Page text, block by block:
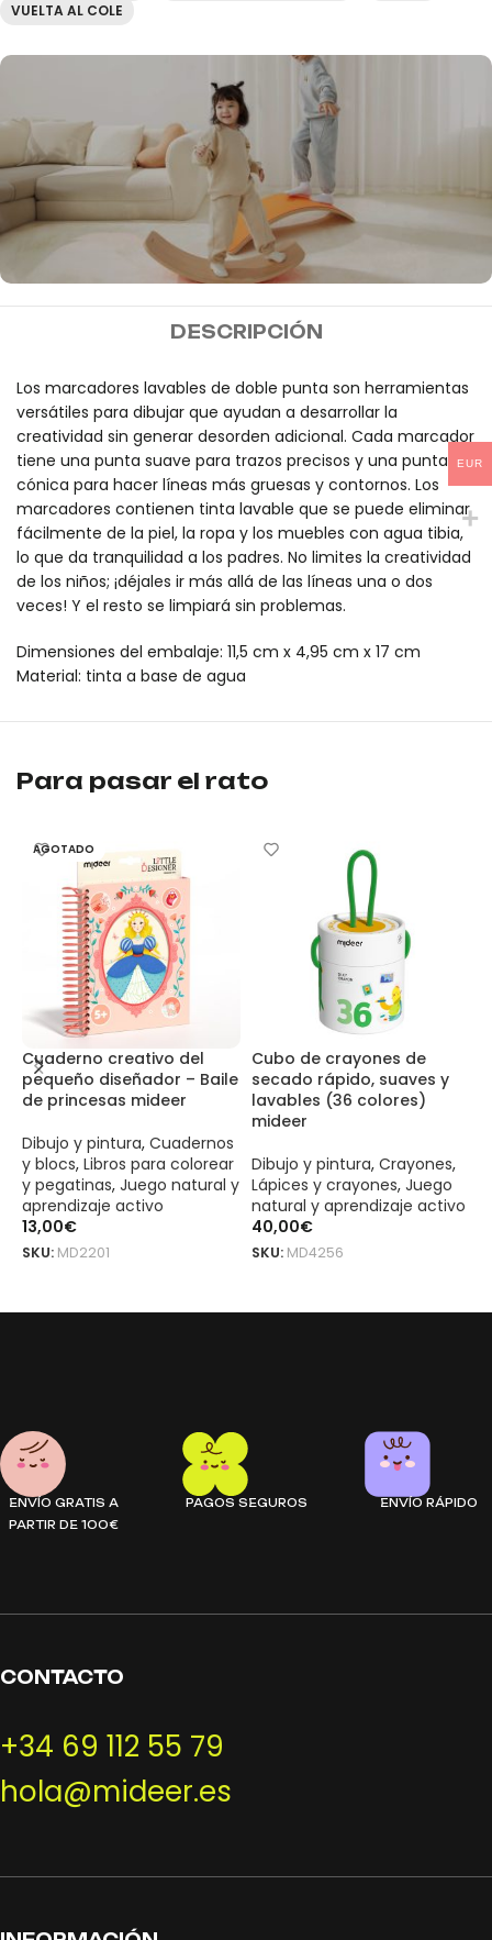
VUELTA AL COLE
MIDEER
100€
DESCRIPCIÓN
Los marcadores lavables de doble punta son herramientas
versátiles para dibujar que ayudan a desarrollar la
creatividad sin generar desorden adicional. Cada marcador
tiene una punta suave para trazos precisos y una punta
cónica para hacer líneas más gruesas y contornos. Los
marcadores contienen tinta lavable que se puede eliminar
fácilmente de la piel, la ropa y los muebles con agua tibia,
lo que da tranquilidad a los padres. No limites la creatividad
de los niños; ¡déjales ir más allá de las líneas una o dos
veces! Y el resto se limpiará sin problemas.
Dimensiones del embalaje: 11,5 cm x 4,95 cm x 17 cm
Material: tinta a base de agua
Marcadores lavables con doble punta - 12 colores mideer es
Marcadores lavables con doble punta - 12 colores mideer es
Para pasar el rato
AGOTADO
Cuaderno creativo del
pequeño diseñador – Baile
de princesas mideer
Dibujo y pintura, Cuadernos
y blocs, Libros para colorear
y pegatinas, Juego natural y
aprendizaje activo
13,00€
SKU: MD2201
Cubo de crayones de
secado rápido, suaves y
lavables (36 colores)
mideer
Dibujo y pintura, Crayones,
Lápices y crayones, Juego
natural y aprendizaje activo
40,00€
SKU: MD4256
ENVÍO GRATIS A
PARTIR DE 100€
PAGOS SEGUROS ENVÍO RÁPIDO
CONTACTO
+34 69 112 55 79
hola@mideer.es
EUR